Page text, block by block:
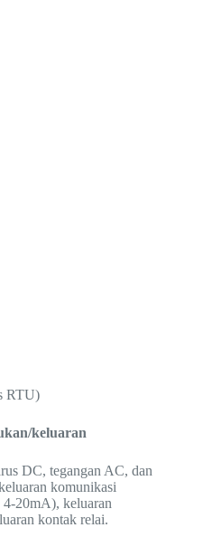
RTU)
keluaran
DC, tegangan AC, dan
komunikasi
20mA), keluaran
kontak relai.